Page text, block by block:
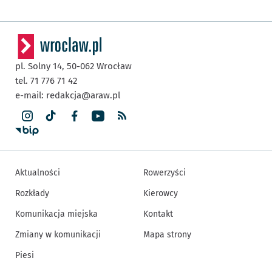
pl. Solny 14, 50-062 Wrocław
tel. 71 776 71 42
e-mail: redakcja@araw.pl
Aktualności
Rozkłady
Komunikacja miejska
Zmiany w komunikacji
Piesi
Rowerzyści
Kierowcy
Kontakt
Mapa strony